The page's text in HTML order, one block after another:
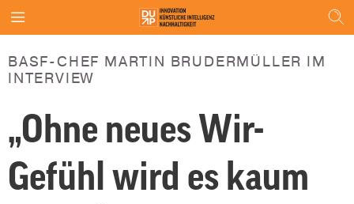
BASF-CHEF MARTIN BRUDERMÜLLER IM
INTERVIEW
„Ohne neues Wir-
Gefühl wird es kaum